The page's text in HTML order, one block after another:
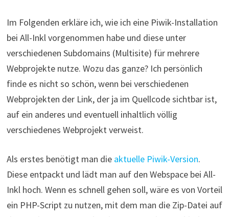
Im Folgenden erkläre ich, wie ich eine Piwik-Installation
bei All-Inkl vorgenommen habe und diese unter
verschiedenen Subdomains (Multisite) für mehrere
Webprojekte nutze. Wozu das ganze? Ich persönlich
finde es nicht so schön, wenn bei verschiedenen
Webprojekten der Link, der ja im Quellcode sichtbar ist,
auf ein anderes und eventuell inhaltlich völlig
verschiedenes Webprojekt verweist.
Als erstes benötigt man die aktuelle Piwik-Version.
Diese entpackt und lädt man auf den Webspace bei All-
Inkl hoch. Wenn es schnell gehen soll, wäre es von Vorteil
ein PHP-Script zu nutzen, mit dem man die Zip-Datei auf